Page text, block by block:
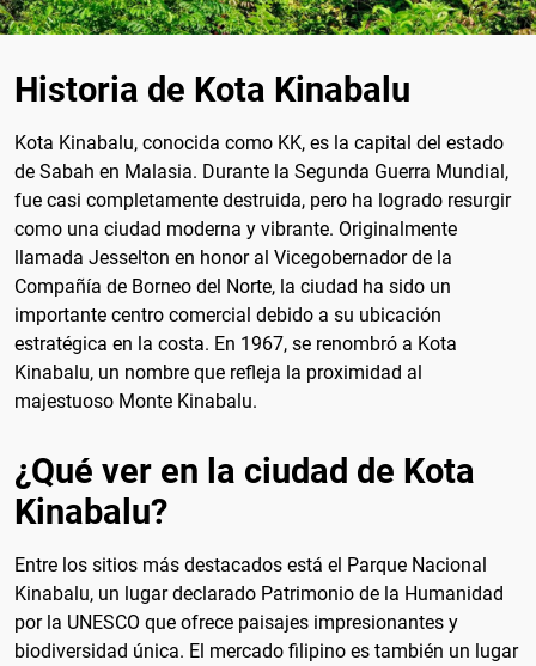
Historia de Kota Kinabalu
Kota Kinabalu, conocida como KK, es la capital del estado
de Sabah en Malasia. Durante la Segunda Guerra Mundial,
fue casi completamente destruida, pero ha logrado resurgir
como una ciudad moderna y vibrante. Originalmente
llamada Jesselton en honor al Vicegobernador de la
Compañía de Borneo del Norte, la ciudad ha sido un
importante centro comercial debido a su ubicación
estratégica en la costa. En 1967, se renombró a Kota
Kinabalu, un nombre que refleja la proximidad al
majestuoso Monte Kinabalu.
¿Qué ver en la ciudad de Kota
Kinabalu?
Entre los sitios más destacados está el Parque Nacional
Kinabalu, un lugar declarado Patrimonio de la Humanidad
por la UNESCO que ofrece paisajes impresionantes y
biodiversidad única. El mercado filipino es también un lugar